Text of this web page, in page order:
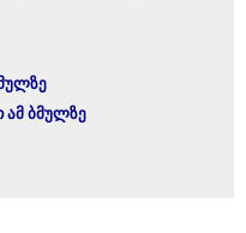
ამ ბმულზე